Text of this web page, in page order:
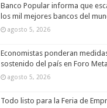
Banco Popular informa que
los mil mejores bancos del
agosto 5, 2026
Economistas ponderan
sostenido del país en Foro
agosto 5, 2026
Todo listo para la Feria de